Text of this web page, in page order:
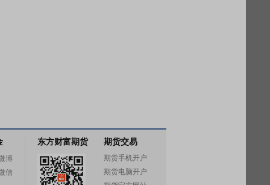
博
信
东方财富期货 期货交易
期货手机开户
期货电脑开户